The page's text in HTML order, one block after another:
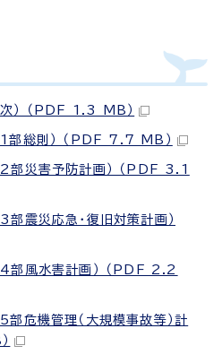
） （PDF 1.3 MB）
1部総則） （PDF 7.7 MB）
部災害予防計画） （PDF 3.1
部震災応急・復旧対策計画）
4部風水害計画） （PDF 2.2
部危機管理（大規模事故等）計